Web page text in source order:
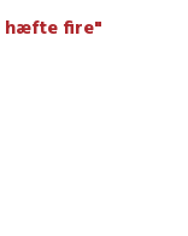
hæfte fire"